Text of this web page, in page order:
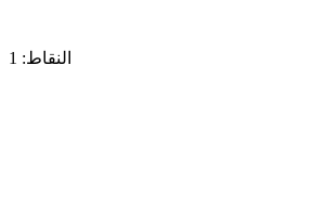
النقاط: 1